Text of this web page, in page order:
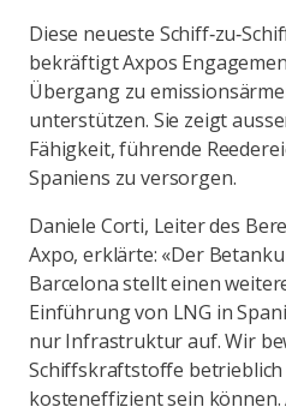
Diese neueste
bekräftigt Axpos
Übergang zu
unterstützen. Sie zeigt
Fähigkeit, führende
Spaniens zu versorgen.
Daniele Corti, Leiter des
Axpo, erklärte: «Der
Barcelona stellt einen
Einführung von LNG in
nur Infrastruktur auf. Wir
Schiffskraftstoffe betrieblich
kosteneffizient sein